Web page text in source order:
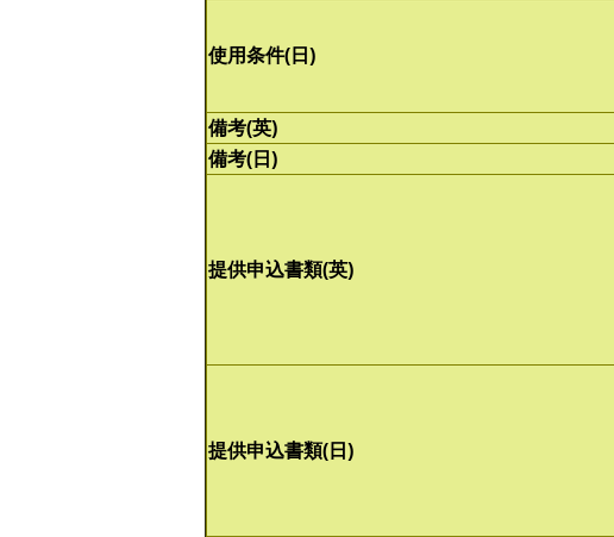
使用条件(日)
備考(英)
備考(日)
提供申込書類(英)
提供申込書類(日)